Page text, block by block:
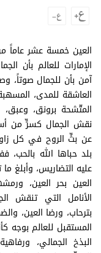
الترفيه
التعليم والمعرفة
الذكاء الاصطناعي
تغطيات
فيديو
بودكاست
إنفوجراف
قصة صورة
العين خمسة عشر عاماً
الإمارات للعالم بأن
آمن بأن للجمال صوتاً،
العاشقة للمدى،
المتّشحة برونق،
نقش الجمال كسرٍّ من
عن بثِّ الروح في كل
بلد حباها الله
عليه التضاريس، وأبلغ
العين بحر العين،
الأنامل التي تنقش
بترحاب، ورضا العين،
المستقبل للعالم بوجه
البذخ الجمالي،